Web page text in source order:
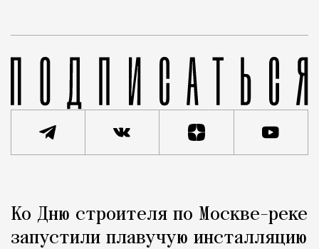
Город
Ко Дню строителя по Москве-реке
запустили плавучую инсталляцию